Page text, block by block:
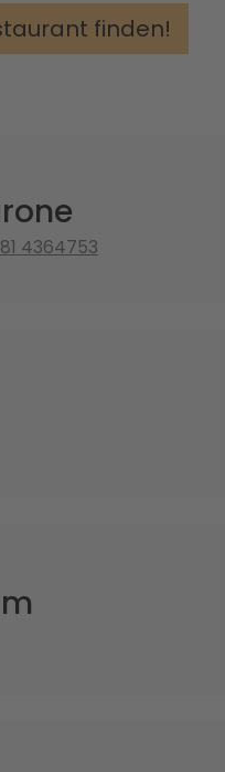
finden!
4364753